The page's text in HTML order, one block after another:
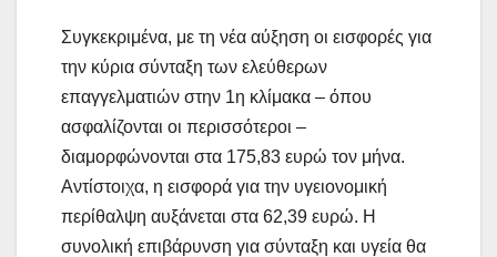
Συγκεκριμένα, με τη νέα αύξηση οι εισφορές για
την κύρια σύνταξη των ελεύθερων
επαγγελματιών στην 1η κλίμακα – όπου
ασφαλίζονται οι περισσότεροι –
διαμορφώνονται στα 175,83 ευρώ τον μήνα.
Αντίστοιχα, η εισφορά για την υγειονομική
περίθαλψη αυξάνεται στα 62,39 ευρώ. Η
συνολική επιβάρυνση για σύνταξη και υγεία θα